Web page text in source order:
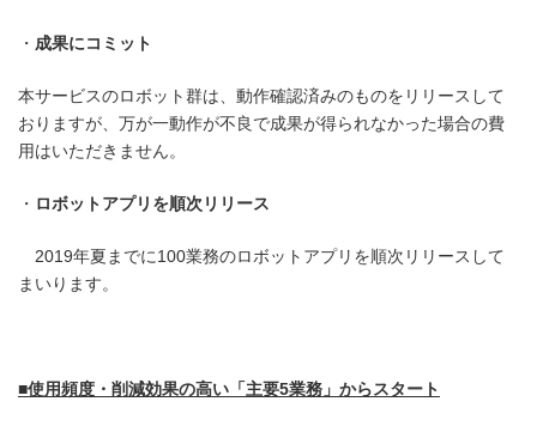
成果にコミット
本サービスのロボット群は、動作確認済みのものをリリースして
おりますが、万が一動作が不良で成果が得られなかった場合の費
用はいただきません。
ロボットアプリを順次リリース
2019年夏までに100業務のロボットアプリを順次リリースして
まいります。
■使用頻度・削減効果の高い「主要5業務」からスタート